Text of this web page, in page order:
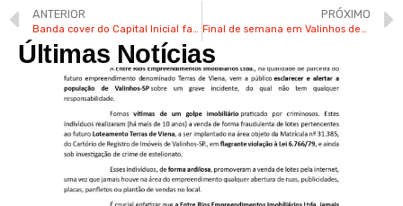
ANTERIOR
Banda cover do Capital Inicial faz show em Valinhos em prol do Grupo Rosa e Amor
PRÓXIMO
Final de semana em Valinhos deve ter temperaturas altas
Últimas Notícias